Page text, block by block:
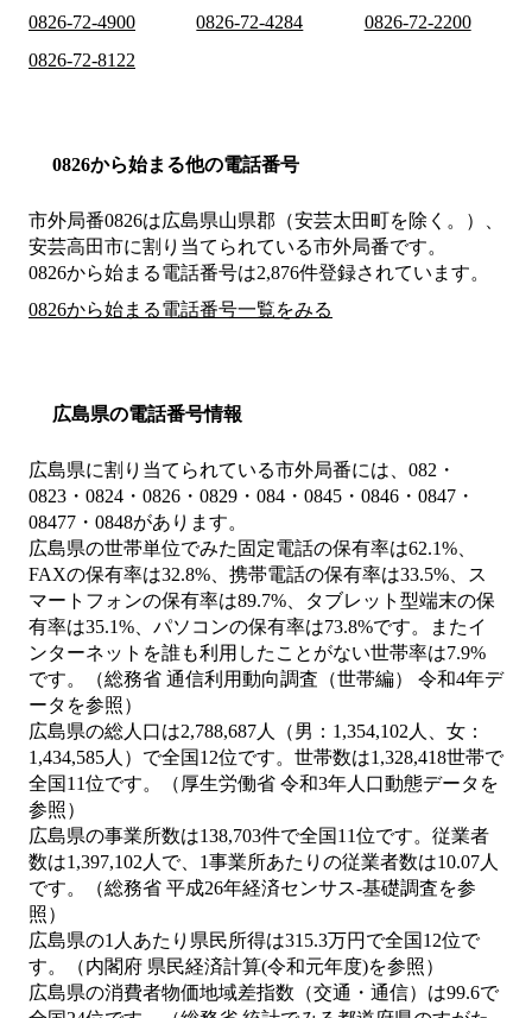
0826-72-4900
0826-72-4284
0826-72-2200
0826-72-8122
0826から始まる他の電話番号
市外局番0826は広島県山県郡（安芸太田町を除く。）、
安芸高田市に割り当てられている市外局番です。
0826から始まる電話番号は2,876件登録されています。
0826から始まる電話番号一覧をみる
広島県の電話番号情報
広島県に割り当てられている市外局番には、082・
0823・0824・0826・0829・084・0845・0846・0847・
08477・0848があります。
広島県の世帯単位でみた固定電話の保有率は62.1%、
FAXの保有率は32.8%、携帯電話の保有率は33.5%、ス
マートフォンの保有率は89.7%、タブレット型端末の保
有率は35.1%、パソコンの保有率は73.8%です。またイ
ンターネットを誰も利用したことがない世帯率は7.9%
です。（総務省 通信利用動向調査（世帯編） 令和4年デ
ータを参照）
広島県の総人口は2,788,687人（男：1,354,102人、女：
1,434,585人）で全国12位です。世帯数は1,328,418世帯で
全国11位です。（厚生労働省 令和3年人口動態データを
参照）
広島県の事業所数は138,703件で全国11位です。従業者
数は1,397,102人で、1事業所あたりの従業者数は10.07人
です。（総務省 平成26年経済センサス‐基礎調査を参
照）
広島県の1人あたり県民所得は315.3万円で全国12位で
す。（内閣府 県民経済計算(令和元年度)を参照）
広島県の消費者物価地域差指数（交通・通信）は99.6で